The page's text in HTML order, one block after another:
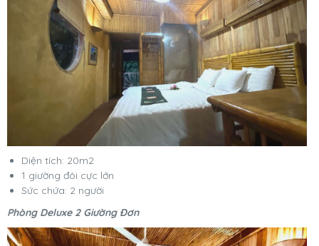
Diện tích: 20m2
1 giường đôi cực lớn
Sức chứa: 2 người
Phòng Deluxe 2 Giường Đơn